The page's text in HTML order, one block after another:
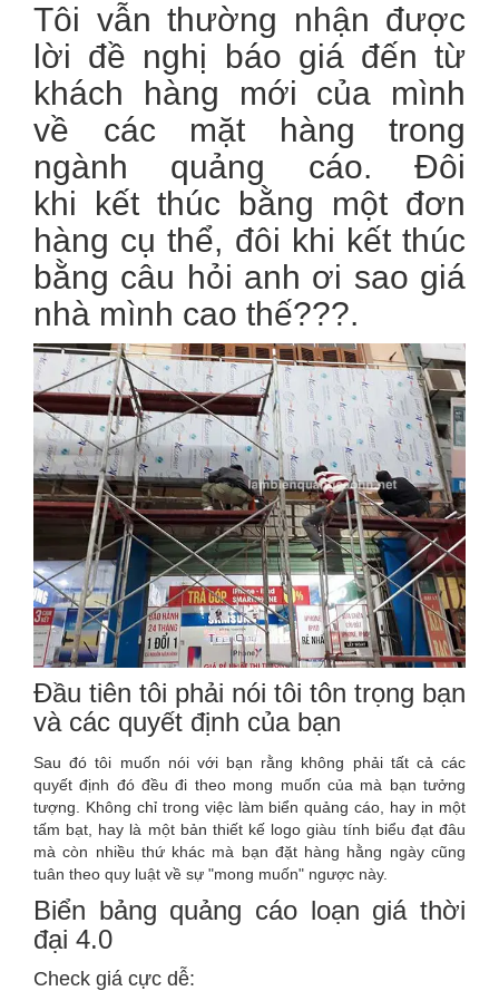
Tôi vẫn thường nhận được
lời đề nghị báo giá đến từ
khách hàng mới của mình
về các mặt hàng trong
ngành quảng cáo. Đôi
khi kết thúc bằng một đơn
hàng cụ thể, đôi khi kết thúc
bằng câu hỏi anh ơi sao giá
nhà mình cao thế???.
Đầu tiên tôi phải nói tôi tôn trọng bạn
và các quyết định của bạn
Sau đó tôi muốn nói với bạn rằng không phải tất cả các
quyết định đó đều đi theo mong muốn của mà bạn tưởng
tượng. Không chỉ trong việc làm biển quảng cáo, hay in một
tấm bạt, hay là một bản thiết kế logo giàu tính biểu đạt đâu
mà còn nhiều thứ khác mà bạn đặt hàng hằng ngày cũng
tuân theo quy luật về sự "mong muốn" ngược này.
Biển bảng quảng cáo loạn giá thời
đại 4.0
Check giá cực dễ: